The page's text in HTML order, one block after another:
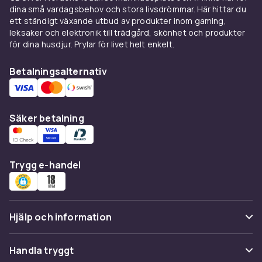
av olja för att återställa diffusionskapaciteten.
dina små vardagsbehov och stora livsdrömmar. Här hittar du
ett ständigt växande utbud av produkter inom gaming,
leksaker och elektronik till trädgård, skönhet och produkter
för dina husdjur. Prylar för livet helt enkelt.
Betalningsalternativ
Säker betalning
Trygg e-handel
Hjälp och information
Vanliga frågor
Handla tryggt